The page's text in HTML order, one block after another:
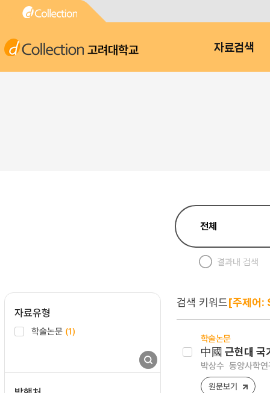
고려대학교 자료검색
결과내 검색
자료유형
학술논문 (1)
검색 키워드[주제어
학술논문
中國 근현대 국
박상수 동양사학
원문보기